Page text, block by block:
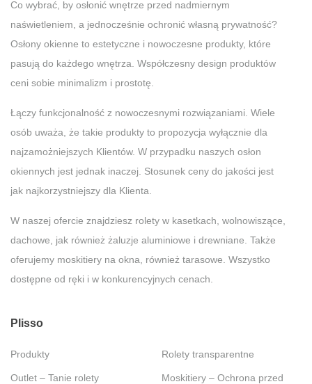
Co wybrać, by osłonić wnętrze przed nadmiernym
naświetleniem, a jednocześnie ochronić własną prywatność?
Osłony okienne to estetyczne i nowoczesne produkty, które
pasują do każdego wnętrza. Współczesny design produktów
ceni sobie minimalizm i prostotę.
Łączy funkcjonalność z nowoczesnymi rozwiązaniami. Wiele
osób uważa, że takie produkty to propozycja wyłącznie dla
najzamożniejszych Klientów. W przypadku naszych osłon
okiennych jest jednak inaczej. Stosunek ceny do jakości jest
jak najkorzystniejszy dla Klienta.
W naszej ofercie znajdziesz rolety w kasetkach, wolnowiszące,
dachowe, jak również żaluzje aluminiowe i drewniane. Także
oferujemy moskitiery na okna, również tarasowe. Wszystko
dostępne od ręki i w konkurencyjnych cenach.
Plisso
Produkty
Outlet – Tanie rolety
Rolety transparentne
Moskitiery – Ochrona przed